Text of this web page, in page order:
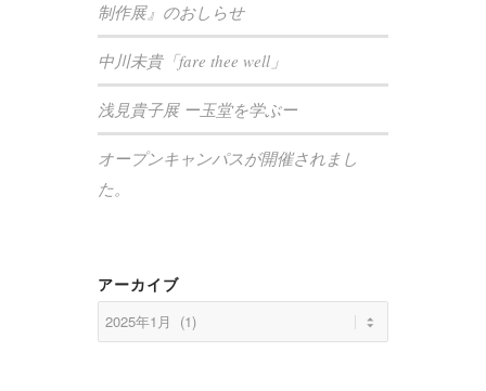
制作展』のおしらせ
中川未貴「fare thee well」
浅見貴子展 ー玉堂を学ぶー
オープンキャンパスが開催されまし
た。
アーカイブ